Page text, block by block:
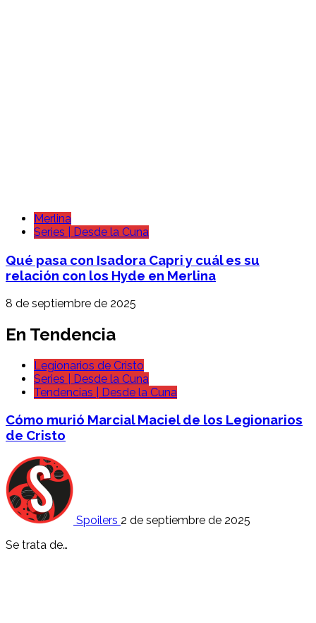
Merlina
Series | Desde la Cuna
Qué pasa con Isadora Capri y cuál es su
relación con los Hyde en Merlina
8 de septiembre de 2025
En Tendencia
Legionarios de Cristo
Series | Desde la Cuna
Tendencias | Desde la Cuna
Cómo murió Marcial Maciel de los Legionarios
de Cristo
Spoilers 2 de septiembre de 2025
Se trata de…